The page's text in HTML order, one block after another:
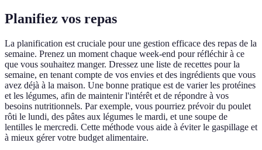
Planifiez vos repas
La planification est cruciale pour une gestion efficace des repas de la
semaine. Prenez un moment chaque week-end pour réfléchir à ce
que vous souhaitez manger. Dressez une liste de recettes pour la
semaine, en tenant compte de vos envies et des ingrédients que vous
avez déjà à la maison. Une bonne pratique est de varier les protéines
et les légumes, afin de maintenir l'intérêt et de répondre à vos
besoins nutritionnels. Par exemple, vous pourriez prévoir du poulet
rôti le lundi, des pâtes aux légumes le mardi, et une soupe de
lentilles le mercredi. Cette méthode vous aide à éviter le gaspillage et
à mieux gérer votre budget alimentaire.